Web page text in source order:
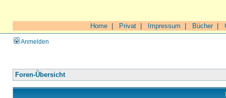
Home Privat Impressum Bücher|
Anmelden
Foren-Übersicht